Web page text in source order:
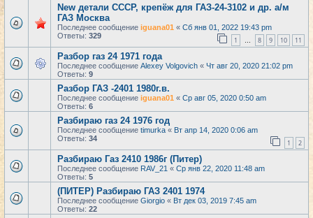
New детали СССР, крепёж для ГАЗ-24-3102 и др. а/м
ГАЗ Москва
Последнее сообщение iguana01 « Сб янв 01, 2022 19:43 pm
Ответы: 329 1 … 8 9 10 11
Разбор газ 24 1971 года
Последнее сообщение Alexey Volgovich « Чт авг 20, 2020 21:02 pm
Ответы: 9
Разбор ГАЗ -2401 1980г.в.
Последнее сообщение iguana01 « Ср авг 05, 2020 0:50 am
Ответы: 6
Разбираю газ 24 1976 год
Последнее сообщение timurka « Вт апр 14, 2020 0:06 am
Ответы: 34 1 2
Разбираю Газ 2410 1986г (Питер)
Последнее сообщение RAV_21 « Ср янв 22, 2020 11:48 am
Ответы: 5
(ПИТЕР) Разбираю ГАЗ 2401 1974
Последнее сообщение Giorgio « Вт дек 03, 2019 7:45 am
Ответы: 22